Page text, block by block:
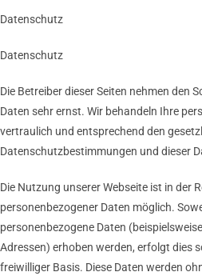
Datenschutz
Datenschutz
Die Betreiber dieser Seiten nehmen den
Daten sehr ernst. Wir behandeln Ihre
vertraulich und entsprechend den
Datenschutzbestimmungen und dieser
Die Nutzung unserer Webseite ist in der
personenbezogener Daten möglich.
personenbezogene Daten
Adressen) erhoben werden, erfolgt dies
freiwilliger Basis. Diese Daten werden